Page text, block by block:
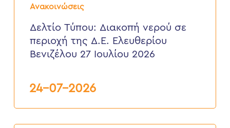
2026Ανακοινώσεις
Τύπου:
νερού
περιοχή
2026
Δελτίο Τύπου: Διακοπή νερού σε
περιοχή της Δ.Ε. Ελευθερίου
Βενιζέλου 27 Ιουλίου 2026
24-07-2026